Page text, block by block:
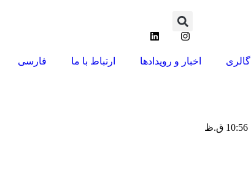
گالری اخبار و رویدادها ارتباط با ما فارسی
10:56 ق.ظ